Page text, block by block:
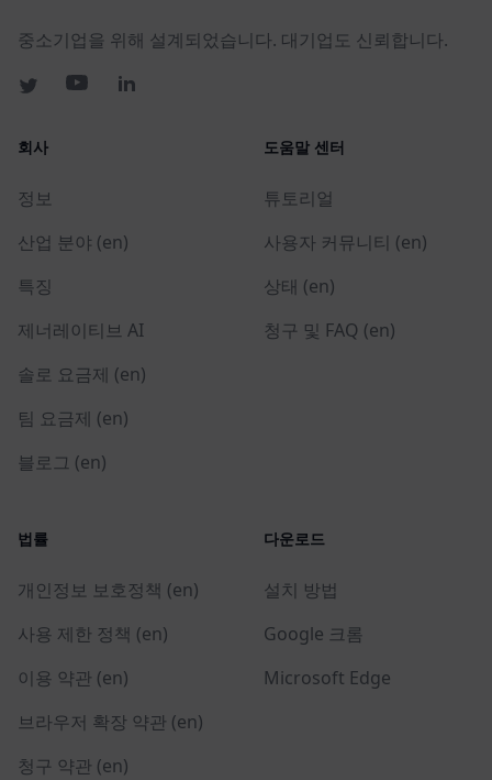
중소기업을 위해 설계되었습니다. 대기업도 신뢰합니다.
회사
정보
산업 분야 (en)
특징
제너레이티브 AI
솔로 요금제 (en)
팀 요금제 (en)
블로그 (en)
도움말 센터
튜토리얼
사용자 커뮤니티 (en)
상태 (en)
청구 및 FAQ (en)
법률
개인정보 보호정책 (en)
사용 제한 정책 (en)
이용 약관 (en)
브라우저 확장 약관 (en)
청구 약관 (en)
다운로드
설치 방법
Google 크롬
Microsoft Edge